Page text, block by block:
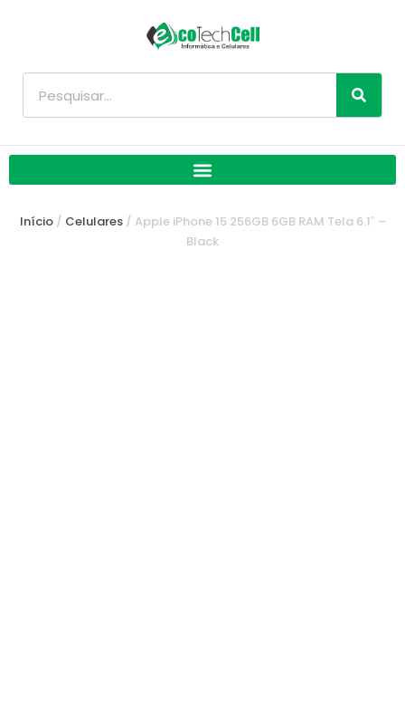
Início/ Celulares/ Apple iPhone 15 256GB 6GB RAM Tela 6.1″ –
Black